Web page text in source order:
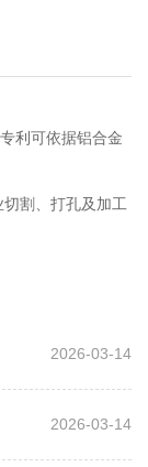
利可依据铝合金
割、打孔及加工
2026-03-14
2026-03-14